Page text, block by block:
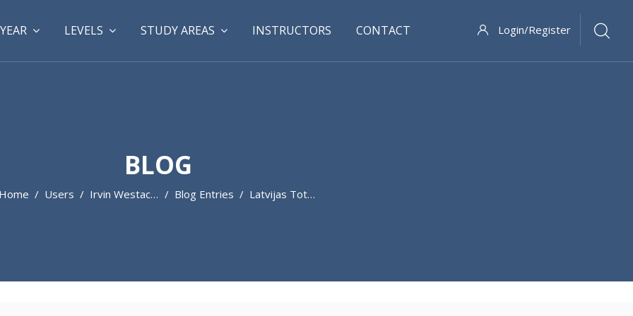
LEVELS STUDY AREAS INSTRUCTORS CONTACT Login/Register
BLOG
Home Users Irvin Westacott Blog Entries Latvijas Totalizatori